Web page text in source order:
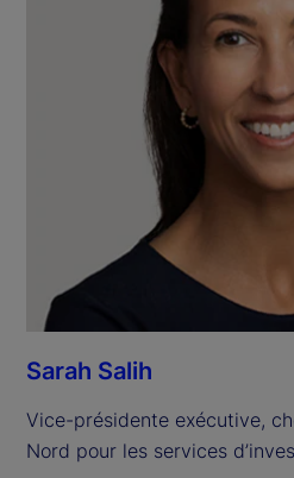
Sarah Salih
Vice-présidente exécutive,
Nord pour les services